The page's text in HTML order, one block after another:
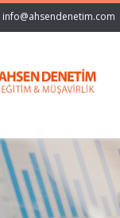
info@ahsendenetim.com